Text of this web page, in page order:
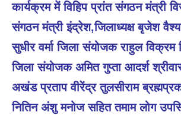
कार्यक्रम में विहिप प्रांत संगठन मंत्री
संगठन मंत्री इंद्रेश,जिलाध्यक्ष बृजेश
सुधीर वर्मा जिला संयोजक राहुल विक्रम
जिला संयोजक अमित गुप्ता आदर्श
अखंड प्रताप वीरेंद्र तुलसीराम
नितिन अंशु मनोज सहित तमाम लोग